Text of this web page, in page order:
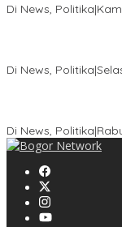
Di News, Politika|
Di News, Politika|
Di News, Politika|